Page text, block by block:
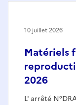
Matériels
2026
L' arrêté
10 juillet 2026